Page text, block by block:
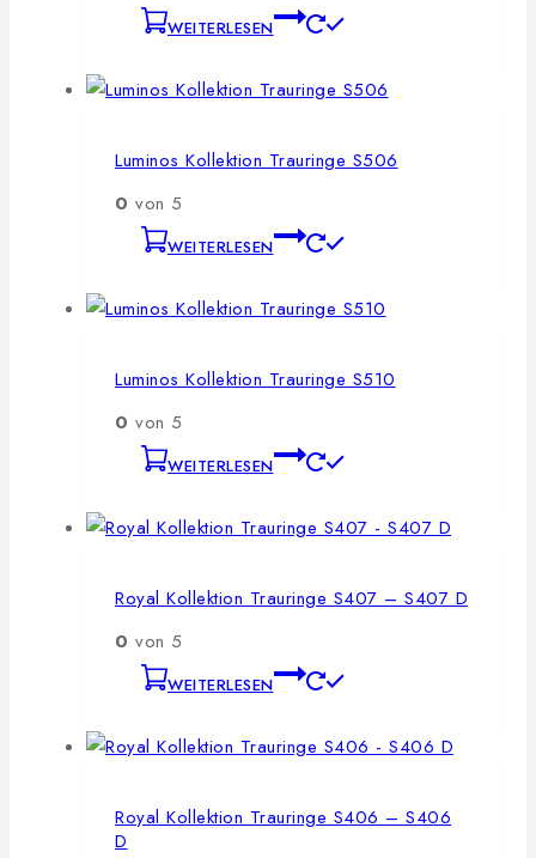
WEITERLESEN
Luminos Kollektion Trauringe S506
0 von 5
WEITERLESEN
Luminos Kollektion Trauringe S510
0 von 5
WEITERLESEN
Royal Kollektion Trauringe S407 – S407 D
0 von 5
WEITERLESEN
Royal Kollektion Trauringe S406 – S406
D